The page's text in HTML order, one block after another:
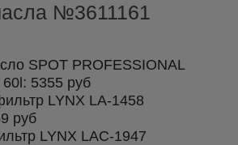
№3611161
SPOT PROFESSIONAL
5355 руб
LYNX LA-1458
руб
LYNX LAC-1947